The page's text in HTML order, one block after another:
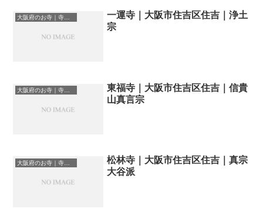
大阪府のお寺｜寺院一覧
一運寺｜大阪市住吉区住吉｜浄土
宗
大阪府のお寺｜寺院一覧
東福寺｜大阪市住吉区住吉｜信貴
山真言宗
大阪府のお寺｜寺院一覧
松林寺｜大阪市住吉区住吉｜真宗
大谷派